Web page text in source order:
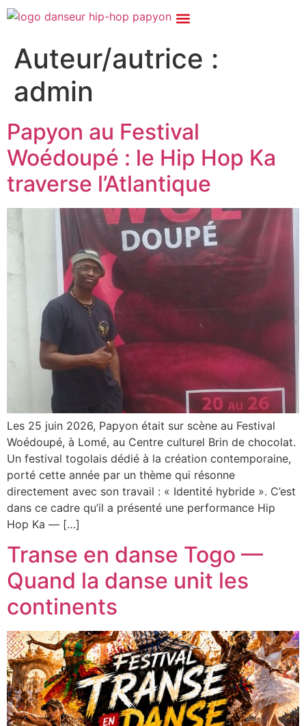
Auteur/autrice :
admin
Papyon au Festival
Woédoupé : le Hip Hop Ka
traverse l’Atlantique
Les 25 juin 2026, Papyon était sur scène au Festival
Woédoupé, à Lomé, au Centre culturel Brin de chocolat.
Un festival togolais dédié à la création contemporaine,
porté cette année par un thème qui résonne
directement avec son travail : « Identité hybride ». C’est
dans ce cadre qu’il a présenté une performance Hip
Hop Ka — […]
Transe en danse Togo —
Quand la danse unit les
continents